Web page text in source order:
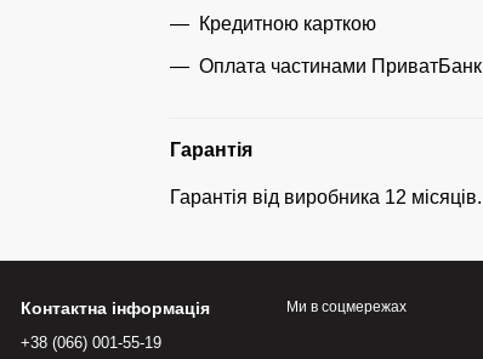
Кредитною карткою
Оплата частинами ПриватБанк
Гарантія
Гарантія від виробника 12 місяців.
Контактна інформація
+38 (066) 001-55-19
Ми в соцмережах